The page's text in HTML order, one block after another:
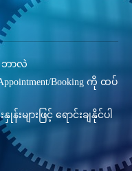
ဘာလဲ
Booking ကို ထပ်
ျားဖြင့် ရောင်းချနိုင်ပါ